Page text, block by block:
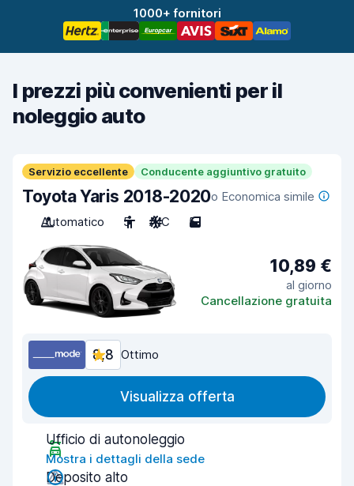
1000+ fornitori
I prezzi più convenienti per il
noleggio auto
Servizio eccellente Conducente aggiuntivo gratuito
Toyota Yaris 2018-2020o Economica simile
Automatico
5 A/C 5
10,89 €
al giorno
Cancellazione gratuita
8,8 Ottimo
Visualizza offerta
Ufficio di autonoleggio
Mostra i dettagli della sede
Deposito alto